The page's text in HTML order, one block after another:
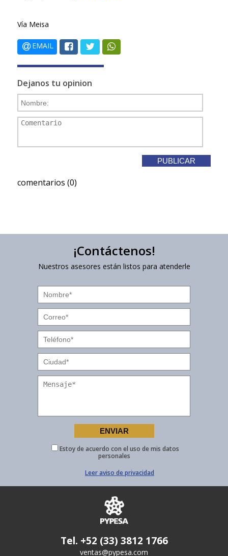
Vía Meisa
EMAIL
Dejanos tu opinion
comentarios (0)
¡Contáctenos!
Nuestros asesores están listos para atenderle
Estoy de acuerdo con el uso de mis datos
personales
Leer aviso de privacidad
Tel. +52 (33) 3812 1766
ventas@pypesa.com